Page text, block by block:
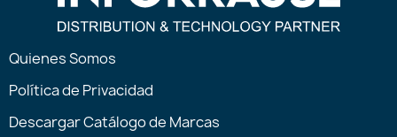
Quienes Somos
Política de Privacidad
Descargar Catálogo de Marcas